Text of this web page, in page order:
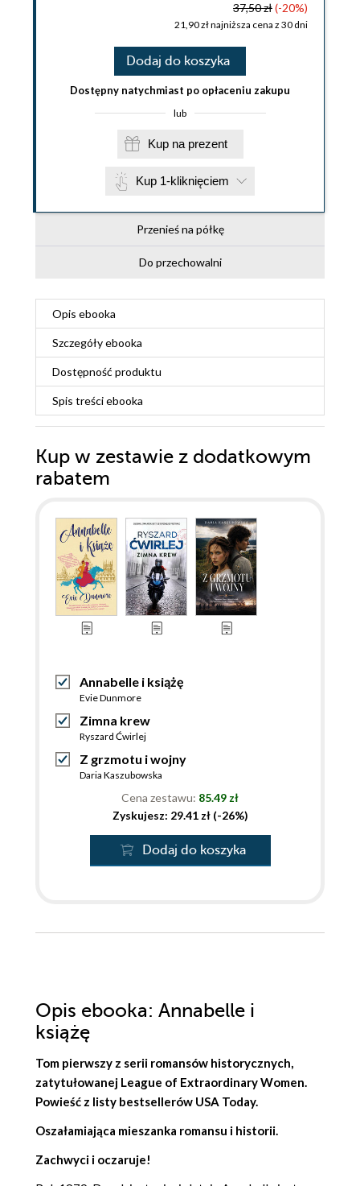
37,50 zł(-20%)
21,90 zł najniższa cena z 30 dni
Dodaj do koszyka
Dostępny natychmiast po opłaceniu zakupu
lub
Kup na prezent
Kup 1-kliknięciem
Przenieś na półkę
Do przechowalni
Opis ebooka
Szczegółyebooka
Dostępność produktu
Spis treściebooka
Kup w zestawie z dodatkowym
rabatem
Annabelle i książę
Evie Dunmore
Zimna krew
Ryszard Ćwirlej
Z grzmotu i wojny
Daria Kaszubowska
Cena zestawu: 85.49 zł
Zyskujesz: 29.41 zł (-26%)
Dodaj do koszyka
Opis ebooka: Annabelle i
książę
Tom pierwszy z serii romansów historycznych,
zatytułowanej League of Extraordinary Women.
Powieść z listy bestsellerów USA Today.
Oszałamiająca mieszanka romansu i historii.
Zachwyci i oczaruje!